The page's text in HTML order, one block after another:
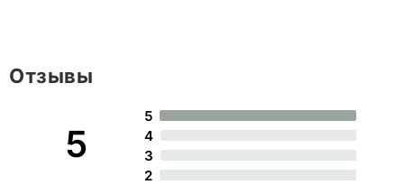
5
5
4
3
2
Отзывы